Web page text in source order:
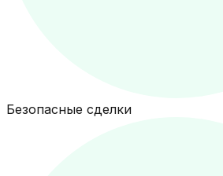
Безопасные сделки